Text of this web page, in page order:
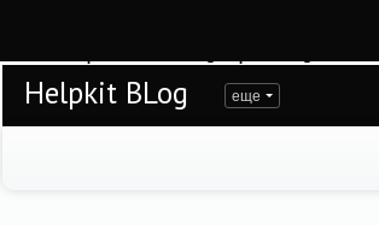
Helpkit BLog еще